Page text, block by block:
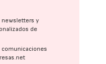
newsletters y
de